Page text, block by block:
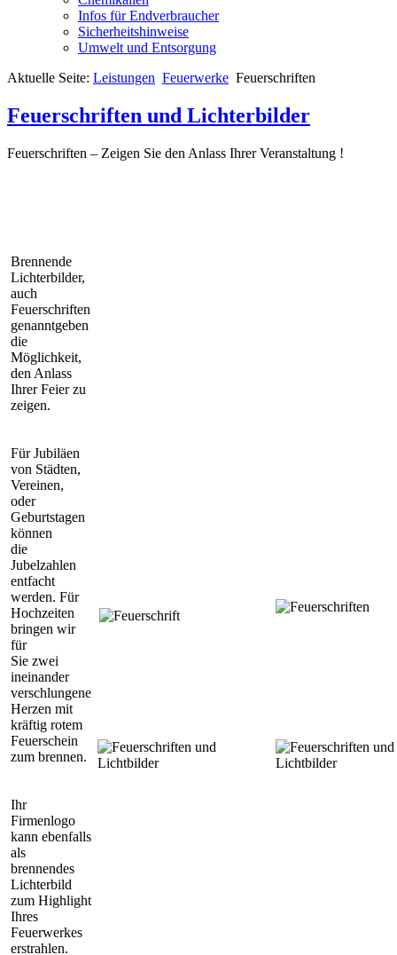
Infos für Endverbraucher
Sicherheitshinweise
Umwelt und Entsorgung
Aktuelle Seite: Leistungen Feuerwerke Feuerschriften
Feuerschriften und Lichterbilder
Feuerschriften – Zeigen Sie den Anlass Ihrer Veranstaltung !
Brennende
Lichterbilder,
auch
Feuerschriften
genanntgeben
die
Möglichkeit,
den Anlass
Ihrer Feier zu
zeigen.
Für Jubiläen
von Städten,
Vereinen,
oder
Geburtstagen
können
die
Jubelzahlen
entfacht
werden. Für
Hochzeiten
bringen wir
für
Sie zwei
ineinander
verschlungene
Herzen mit
kräftig rotem
Feuerschein
zum brennen.
Ihr
Firmenlogo
kann ebenfalls
als
brennendes
Lichterbild
zum Highlight
Ihres
Feuerwerkes
erstrahlen.